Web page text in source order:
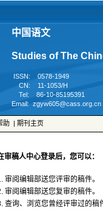
ISSN: 0578-1949
CN: 11-1053/H
Tel: 86-10-85195391
|